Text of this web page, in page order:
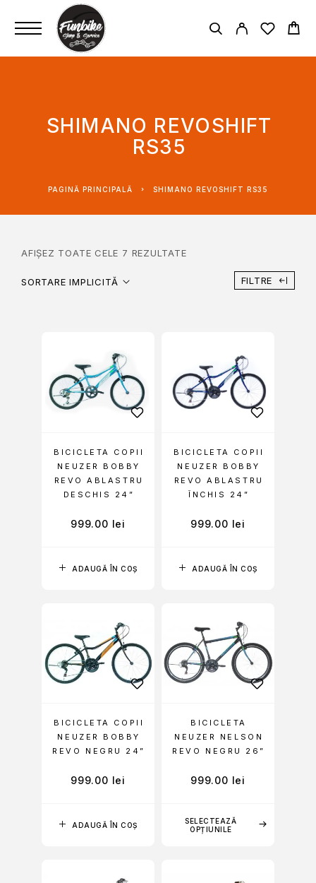
SHIMANO REVOSHIFT
RS35
PAGINĂ PRINCIPALĂ SHIMANO REVOSHIFT RS35
AFIȘEZ TOATE CELE 7 REZULTATE
SORTARE IMPLICITĂ FILTRE
ADAUGĂ ÎN COȘ
BICICLETA COPII
NEUZER BOBBY
REVO ABLASTRU
DESCHIS 24”
999.00 lei
ADAUGĂ ÎN COȘ
BICICLETA COPII
NEUZER BOBBY
REVO ABLASTRU
ÎNCHIS 24”
999.00 lei
ADAUGĂ ÎN COȘ
BICICLETA COPII
NEUZER BOBBY
REVO NEGRU 24”
999.00 lei
SELECTEAZĂ
OPȚIUNILE
BICICLETA
NEUZER NELSON
REVO NEGRU 26”
999.00 lei